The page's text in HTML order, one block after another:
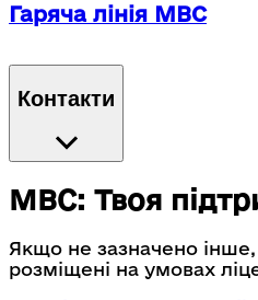
Гаряча лінія МВС
Контакти
МВС: Твоя
Якщо не зазначено інше,
розміщені на умовах